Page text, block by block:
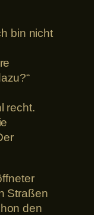
bin nicht
recht.
Straßen
den